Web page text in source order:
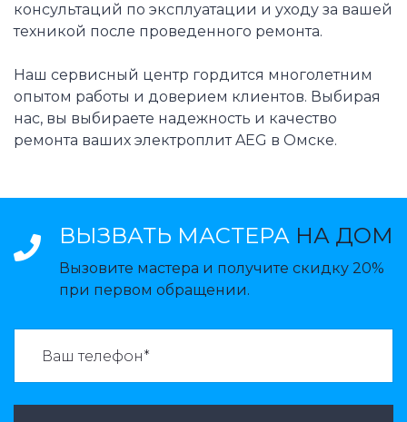
консультаций по эксплуатации и уходу за вашей
техникой после проведенного ремонта.
Наш сервисный центр гордится многолетним
опытом работы и доверием клиентов. Выбирая
нас, вы выбираете надежность и качество
ремонта ваших электроплит AEG в Омске.
ВЫЗВАТЬ МАСТЕРА НА ДОМ
Вызовите мастера и получите скидку 20%
при первом обращении.